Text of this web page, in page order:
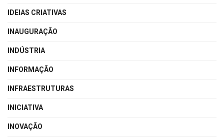
IDEIAS CRIATIVAS
INAUGURAÇÃO
INDÚSTRIA
INFORMAÇÃO
INFRAESTRUTURAS
INICIATIVA
INOVAÇÃO